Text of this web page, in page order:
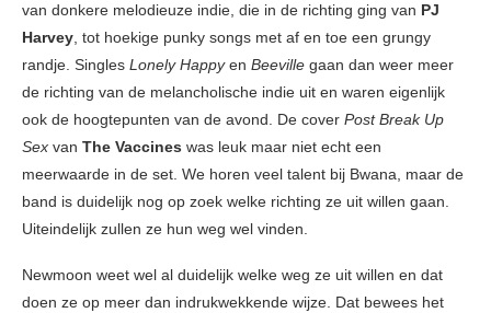
van donkere melodieuze indie, die in de richting ging van PJ
Harvey, tot hoekige punky songs met af en toe een grungy
randje. Singles Lonely Happyen Beeville gaan dan weer meer
de richting van de melancholische indie uit en waren eigenlijk
ook de hoogtepunten van de avond. De cover Post Break Up
Sex van The Vaccines was leuk maar niet echt een
meerwaarde in de set. We horen veel talent bij Bwana, maar de
band is duidelijk nog op zoek welke richting ze uit willen gaan.
Uiteindelijk zullen ze hun weg wel vinden.
Newmoon weet wel al duidelijk welke weg ze uit willen en dat
doen ze op meer dan indrukwekkende wijze. Dat bewees het